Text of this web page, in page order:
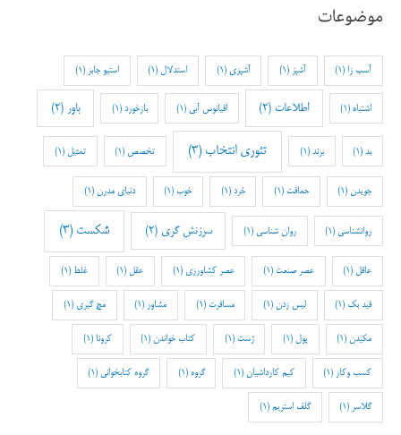
موضوعات
آسب زا (1) آشپز (1) آشپزی (1) استدلال (1) استیو جابز (1)
اشتباه (1) اطلاعات (2) اقیانوس آبی (1) بازخورد (1) باور (2)
بد(1) برند (1) تئوری انتخاب (3) تخصص (1) تمثیل (1)
جویدن (1) حماقت (1) خرد (1) خوب(1) دنیای مدرن (1)
روانشناسی (1) روان شناسی (1) سرزنش گری (2) شکست (3)
عاقل (1) عصر صنعت (1) عصر کشاورزی (1) عقل (1) غلط (1)
فید بک(1) لیس زدن (1) مسافرت (1) مشاور (1) مچ گیری (1)
مکیدن (1) پول (1) ژست (1) کتاب خواندن (1) کرونا (1)
کسب وکار (1) کیم کارداشیان (1) گروه (1) گروه کتابخوانی (1)
گلاسر (1) گلف استریم (1)